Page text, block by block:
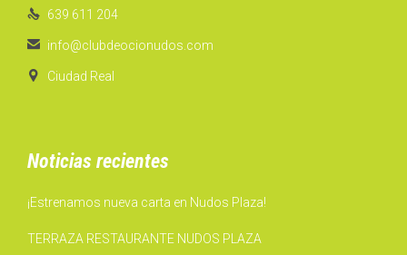
 639 611 204
 info@clubdeocionudos.com
 Ciudad Real
Noticias recientes
¡Estrenamos nueva carta en Nudos Plaza!
TERRAZA RESTAURANTE NUDOS PLAZA